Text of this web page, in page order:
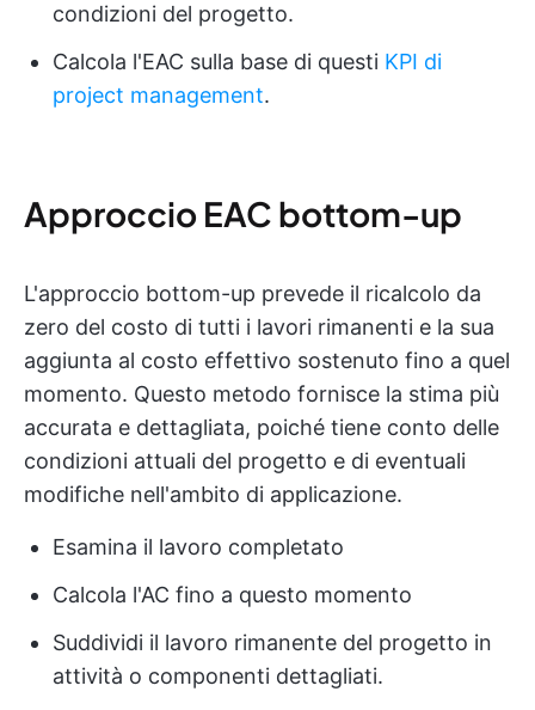
condizioni del progetto.
Calcola l'EAC sulla base di questi KPI di
project management.
Approccio EAC bottom-up
L'approccio bottom-up prevede il ricalcolo da
zero del costo di tutti i lavori rimanenti e la sua
aggiunta al costo effettivo sostenuto fino a quel
momento. Questo metodo fornisce la stima più
accurata e dettagliata, poiché tiene conto delle
condizioni attuali del progetto e di eventuali
modifiche nell'ambito di applicazione.
Esamina il lavoro completato
Calcola l'AC fino a questo momento
Suddividi il lavoro rimanente del progetto in
attività o componenti dettagliati.